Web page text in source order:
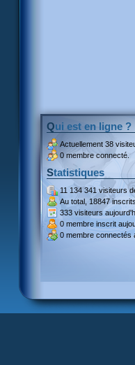
Qui est en ligne ?
Actuellement 38
0 membre connecté.
Statistiques
11 134 341 visiteurs
Au total, 18847
333 visiteurs
0 membre inscrit
0 membre connectés